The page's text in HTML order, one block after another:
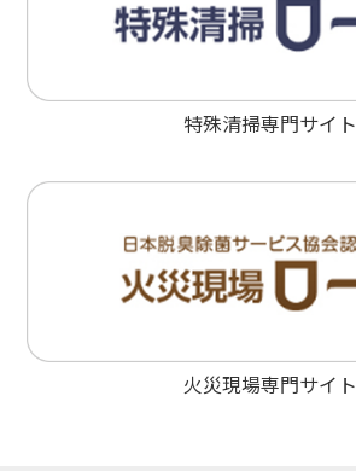
特殊清掃専門サイト
火災現場専門サイト